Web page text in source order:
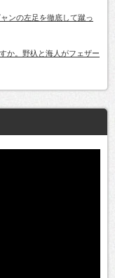
ンの左足を徹底して蹴っ
か。野杁と海人がフェザー